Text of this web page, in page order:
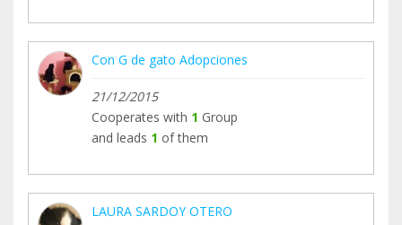
Con G de gato Adopciones
21/12/2015
Cooperates with 1 Group
and leads 1 of them
LAURA SARDOY OTERO